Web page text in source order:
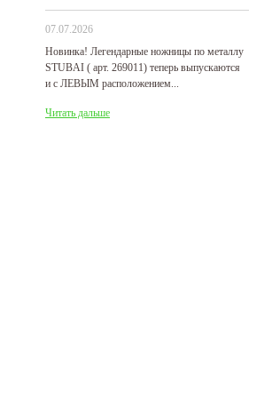
07.07.2026
Новинка! Легендарные ножницы по металлу
STUBAI ( арт. 269011) теперь выпускаются
и с ЛЕВЫМ расположением...
Читать дальше